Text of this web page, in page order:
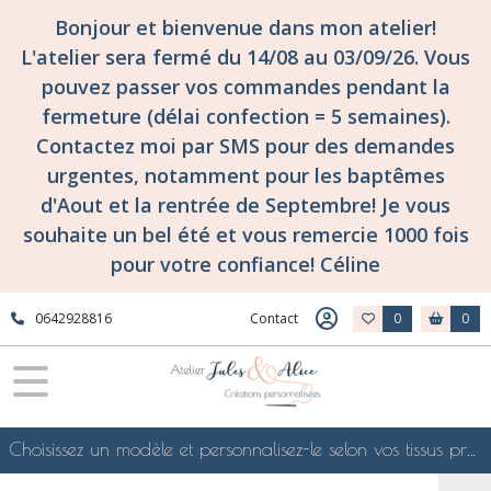
Bonjour et bienvenue dans mon atelier!
L'atelier sera fermé du 14/08 au 03/09/26. Vous
pouvez passer vos commandes pendant la
fermeture (délai confection = 5 semaines).
Contactez moi par SMS pour des demandes
urgentes, notamment pour les baptêmes
d'Aout et la rentrée de Septembre! Je vous
souhaite un bel été et vous remercie 1000 fois
pour votre confiance! Céline
0642928816 Contact 0 0
Choisissez un modèle et personnalisez-le selon vos tissus préférés de mes collections en ligne, je le confectionnerai selon vos souhaits
Fermer
FILTRES
Tous
produits
Tissuthèques
les
d'atelier
Jules
&
Alice
!
Tissuthèque
Tissus
Liberty